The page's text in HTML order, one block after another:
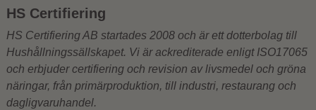
HS Certifiering
HS Certifiering AB startades 2008 och är ett dotterbolag till
Hushållningssällskapet. Vi är ackrediterade enligt ISO17065
och erbjuder certifiering och revision av livsmedel och gröna
näringar, från primärproduktion, till industri, restaurang och
dagligvaruhandel.